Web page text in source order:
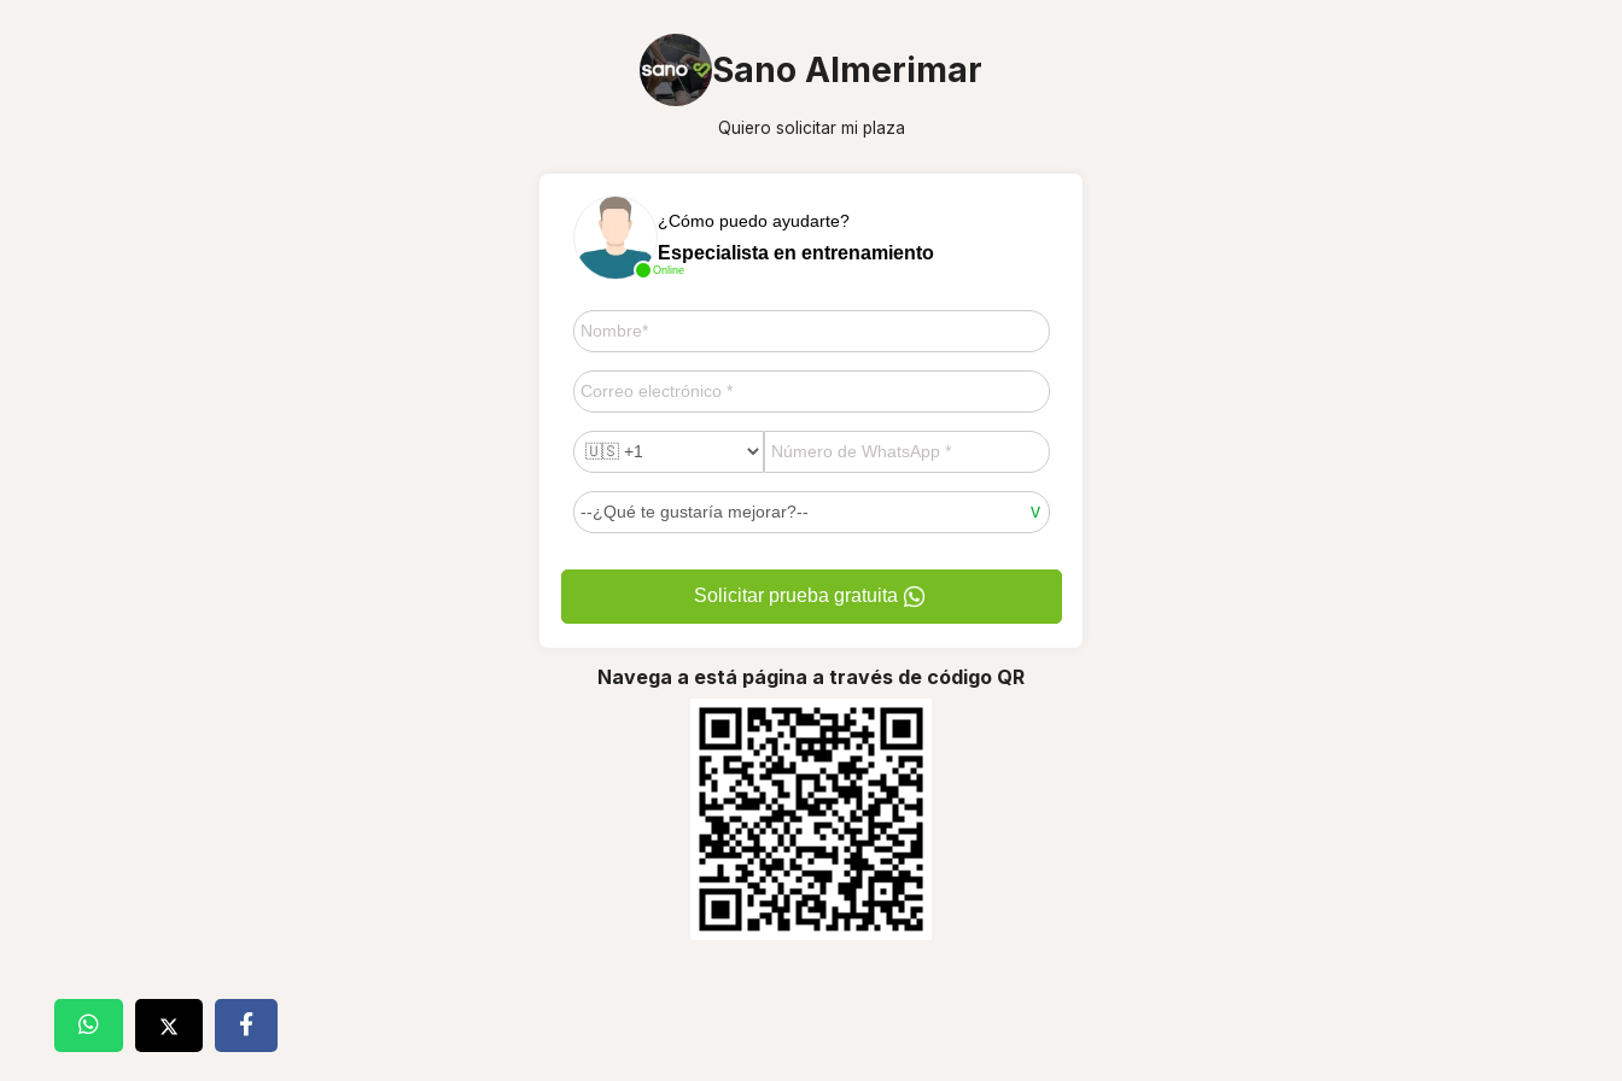
Sano Almerimar
Quiero solicitar mi plaza
Online
¿Cómo puedo ayudarte?
Especialista en entrenamiento
Solicitar prueba gratuita
Navega a está página a través de código QR